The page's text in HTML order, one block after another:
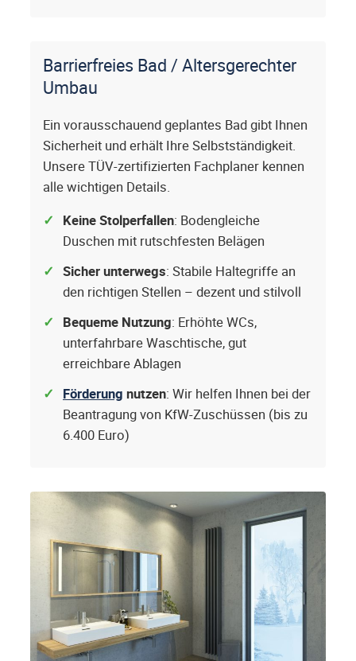
Barrierfreies Bad / Altersgerechter
Umbau
Ein vorausschauend geplantes Bad gibt Ihnen
Sicherheit und erhält Ihre Selbstständigkeit.
Unsere TÜV-zertifizierten Fachplaner kennen
alle wichtigen Details.
Keine Stolperfallen: Bodengleiche
Duschen mit rutschfesten Belägen
Sicher unterwegs: Stabile Haltegriffe an
den richtigen Stellen – dezent und stilvoll
Bequeme Nutzung: Erhöhte WCs,
unterfahrbare Waschtische, gut
erreichbare Ablagen
Förderung nutzen: Wir helfen Ihnen bei der
Beantragung von KfW-Zuschüssen (bis zu
6.400 Euro)